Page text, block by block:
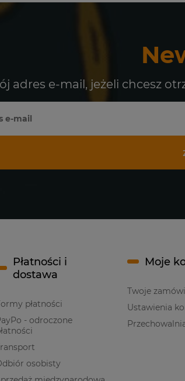
adres e-mail, jeżeli chcesz
Płatności i
dostawa
płatności
- odroczone
osobisty
Moje
Twoje
Ustawienia